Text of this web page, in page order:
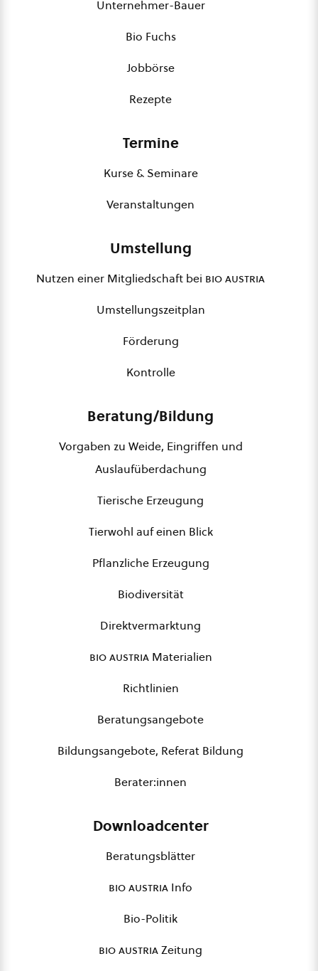
Unternehmer-Bauer
Bio Fuchs
Jobbörse
Rezepte
Termine
Kurse & Seminare
Veranstaltungen
Umstellung
Nutzen einer Mitgliedschaft bei bio austria
Umstellungszeitplan
Förderung
Kontrolle
Beratung/Bildung
Vorgaben zu Weide, Eingriffen und
Auslaufüberdachung
Tierische Erzeugung
Tierwohl auf einen Blick
Pflanzliche Erzeugung
Biodiversität
Direktvermarktung
bio austriaMaterialien
Richtlinien
Beratungsangebote
Bildungsangebote, Referat Bildung
Berater:innen
Downloadcenter
Beratungsblätter
bio austria Info
Bio-Politik
bio austriaZeitung